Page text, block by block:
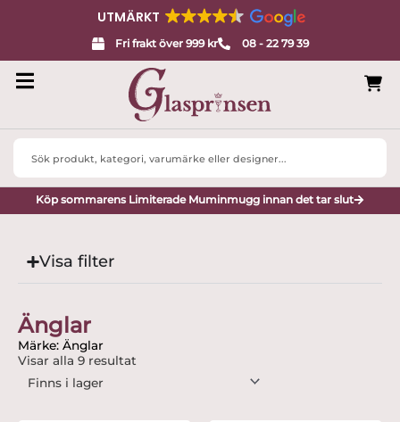
UTMÄRKT
Fri frakt över 999 kr 08 - 22 79 39
Search
Köp sommarens Limiterade Muminmugg innan det tar slut
Visa filter
Änglar
Märke: Änglar
Visar alla 9 resultat